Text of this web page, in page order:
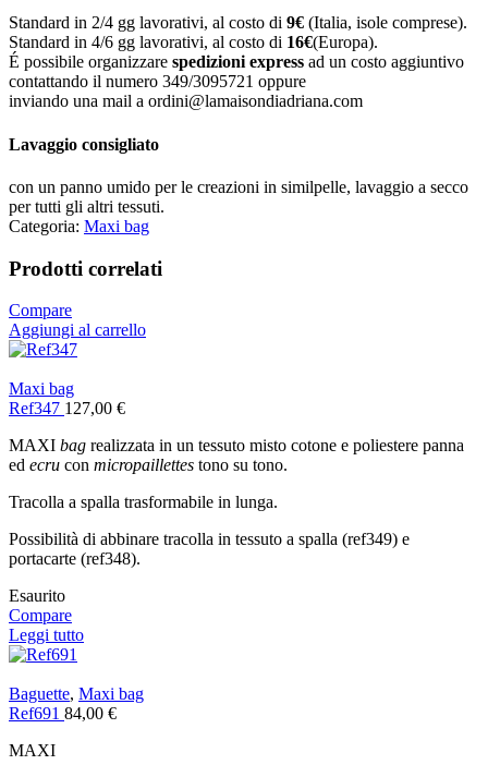
Standard in 2/4 gg lavorativi, al costo di 9€ (Italia, isole comprese).
Standard in 4/6 gg lavorativi, al costo di 16€(Europa).
É possibile organizzare spedizioni express ad un costo aggiuntivo
contattando il numero 349/3095721 oppure
inviando una mail a ordini@lamaisondiadriana.com
Lavaggio consigliato
con un panno umido per le creazioni in similpelle, lavaggio a secco
per tutti gli altri tessuti.
Categoria: Maxi bag
Prodotti correlati
Compare
Aggiungi al carrello
Maxi bag
Ref347 127,00 €
MAXI bag realizzata in un tessuto misto cotone e poliestere panna
ed ecru con micropaillettes tono su tono.
Tracolla a spalla trasformabile in lunga.
Possibilità di abbinare tracolla in tessuto a spalla (ref349) e
portacarte (ref348).
Esaurito
Compare
Leggi tutto
Baguette, Maxi bag
Ref691 84,00 €
MAXI